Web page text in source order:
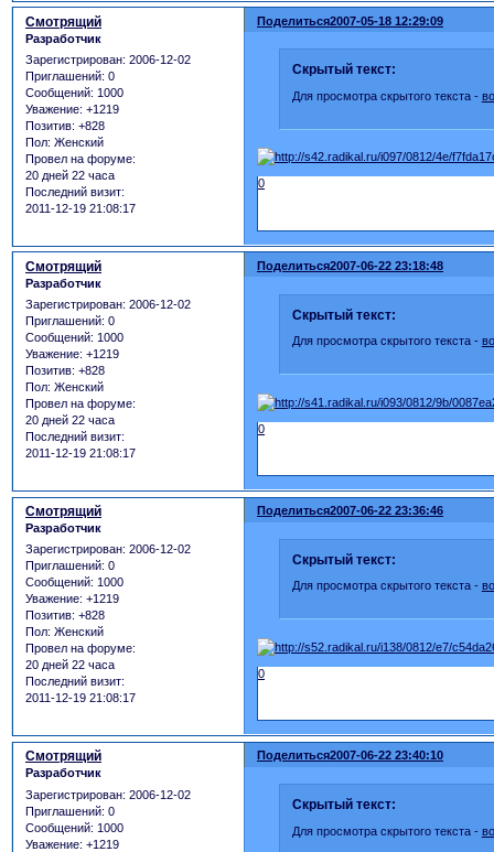
Поделиться2007-05-18 12:29:09
Смотрящий
Разработчик
Зарегистрирован: 2006-12-02
Приглашений: 0
Сообщений: 1000
Уважение: +1219
Позитив: +828
Пол: Женский
Провел на форуме:
20 дней 22 часа
Последний визит:
2011-12-19 21:08:17
Скрытый текст:
Для просмотра скрытого текста -
0
Поделиться2007-06-22 23:18:48
Смотрящий
Разработчик
Зарегистрирован: 2006-12-02
Приглашений: 0
Сообщений: 1000
Уважение: +1219
Позитив: +828
Пол: Женский
Провел на форуме:
20 дней 22 часа
Последний визит:
2011-12-19 21:08:17
Скрытый текст:
Для просмотра скрытого текста -
0
Поделиться2007-06-22 23:36:46
Смотрящий
Разработчик
Зарегистрирован: 2006-12-02
Приглашений: 0
Сообщений: 1000
Уважение: +1219
Позитив: +828
Пол: Женский
Провел на форуме:
20 дней 22 часа
Последний визит:
2011-12-19 21:08:17
Скрытый текст:
Для просмотра скрытого текста -
0
Поделиться2007-06-22 23:40:10
Смотрящий
Разработчик
Зарегистрирован: 2006-12-02
Приглашений: 0
Сообщений: 1000
Уважение: +1219
Скрытый текст:
Для просмотра скрытого текста -